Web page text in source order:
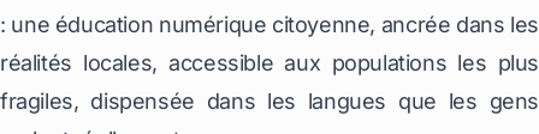
: une éducation numérique citoyenne, ancrée dans les
réalités locales, accessible aux populations les plus
fragiles, dispensée dans les langues que les gens